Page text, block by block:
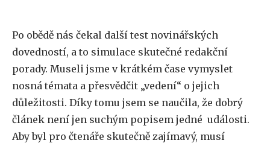
Po obědě nás čekal další test novinářských
dovedností, a to simulace skutečné redakční
porady. Museli jsme v krátkém čase vymyslet
nosná témata a přesvědčit „vedení“ o jejich
důležitosti. Díky tomu jsem se naučila, že dobrý
článek není jen suchým popisem jedné události.
Aby byl pro čtenáře skutečně zajímavý, musí